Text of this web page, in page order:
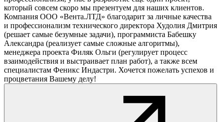
который совсем скоро мы презентуем для наших клиентов.
Компания ООО «Вента.ЛТД» благодарит за личные качества
и профессионализм технического директора Худолия Дмитрия
(решает самые безумные задачи), программиста Бабешку
Александра (реализует самые сложные алгоритмы),
менеджера проекта Филяк Ольги (регулирует процесс
взаимодействия и выстраивает план работ), а также всем
специалистам Феникс Индастри. Хочется пожелать успехов и
процветания Вашему делу!